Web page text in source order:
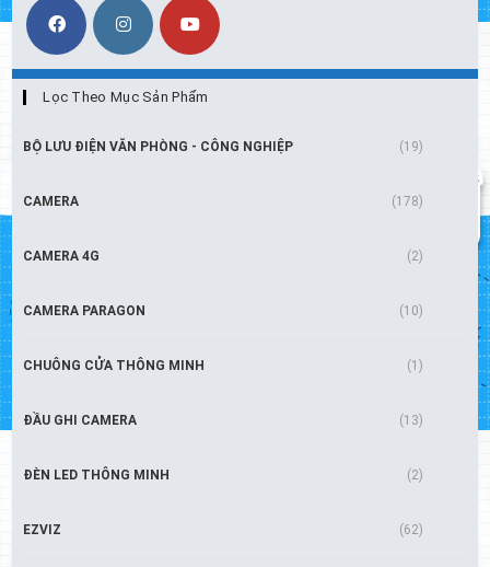
Lọc Theo Mục Sản Phẩm
BỘ LƯU ĐIỆN VĂN PHÒNG - CÔNG NGHIỆP (19)
CAMERA (178)
CAMERA 4G (2)
CAMERA PARAGON (10)
CHUÔNG CỬA THÔNG MINH (1)
ĐẦU GHI CAMERA (13)
ĐÈN LED THÔNG MINH (2)
EZVIZ (62)